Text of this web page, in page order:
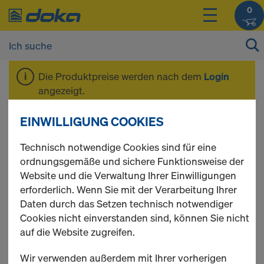
0
Die Produktpreise werden nach dem Login
angezeigt.
Sichtbeton
5 Produkte gefunden
Meist gesucht
Bauklebeband PVC 50mm
EINWILLIGUNG COOKIES
Technisch notwendige Cookies sind für eine
ordnungsgemäße und sichere Funktionsweise der
Website und die Verwaltung Ihrer Einwilligungen
erforderlich. Wenn Sie mit der Verarbeitung Ihrer
Daten durch das Setzen technisch notwendiger
Cookies nicht einverstanden sind, können Sie nicht
auf die Website zugreifen.
Wir verwenden außerdem mit Ihrer vorherigen